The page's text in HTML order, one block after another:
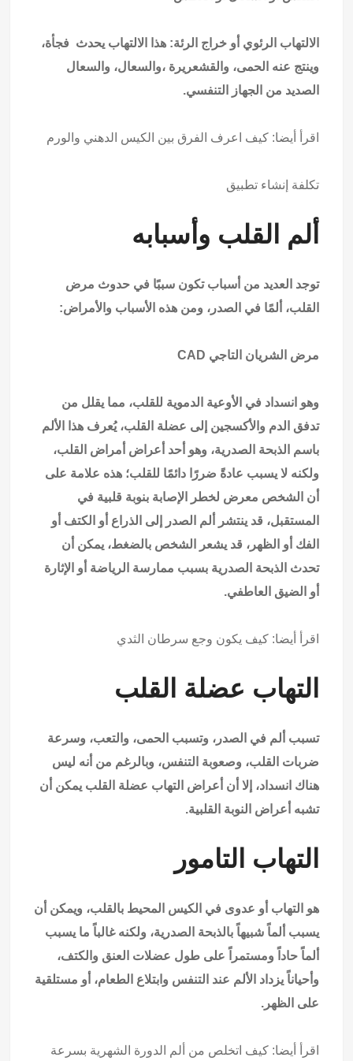
الالتهاب الرئوي أو خراج الرئة: هذا الالتهاب يحدث فجأة،
وينتج عنه الحمى، والقشعريرة ،والسعال، والسعال
الصديد من الجهاز التنفسي.
اقرأ أيضا: كيف اعرف الفرق بين الكيس الدهني والورم
تكلفة إنشاء تطبيق
ألم القلب وأسبابه
توجد العديد من أسباب تكون سببًا في حدوث مرض
القلب، ألمًا في الصدر، ومن هذه الأسباب والأمراض:
مرض الشريان التاجي CAD
وهو انسداد في الأوعية الدموية للقلب، مما يقلل من
تدفق الدم والأكسجين إلى عضلة القلب، يُعرف هذا الألم
باسم الذبحة الصدرية، وهو أحد أعراض أمراض القلب،
ولكنه لا يسبب عادةً ضررًا دائمًا للقلب؛ هذه علامة على
أن الشخص معرض لخطر الإصابة بنوبة قلبية في
المستقبل، قد ينتشر ألم الصدر إلى الذراع أو الكتف أو
الفك أو الظهر، قد يشعر الشخص بالضغط، يمكن أن
تحدث الذبحة الصدرية بسبب ممارسة الرياضة أو الإثارة
أو الضيق العاطفي.
اقرأ أيضا: كيف يكون وجع سرطان الثدي
التهاب عضلة القلب
تسبب ألم في الصدر، وتسبب الحمى، والتعب، وسرعة
ضربات القلب، وصعوبة التنفس، وبالرغم من أنه ليس
هناك انسداد، إلا أن أعراض التهاب عضلة القلب يمكن أن
تشبه أعراض النوبة القلبية.
التهاب التامور
هو التهاب أو عدوى في الكيس المحيط بالقلب، ويمكن أن
يسبب ألماً شبيهاً بالذبحة الصدرية، ولكنه غالباً ما يسبب
ألماً حاداً ومستمراً على طول عضلات العنق والكتف،
وأحياناً يزداد الألم عند التنفس وابتلاع الطعام، أو مستلقية
على الظهر.
اقرأ أيضا: كيف اتخلص من ألم الدورة الشهرية بسرعة